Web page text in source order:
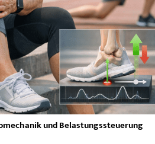
und Belastungssteuerung